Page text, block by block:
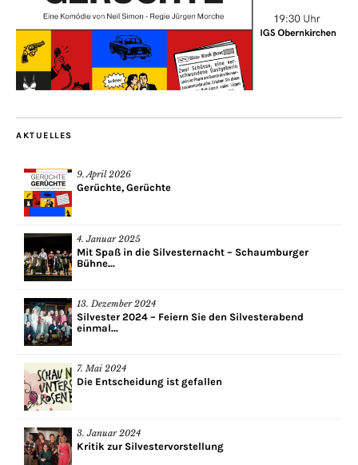
AKTUELLES
9. April 2026
Gerüchte, Gerüchte
4. Januar 2025
Mit Spaß in die Silvesternacht – Schaumburger
Bühne...
13. Dezember 2024
Silvester 2024 – Feiern Sie den Silvesterabend
einmal...
7. Mai 2024
Die Entscheidung ist gefallen
3. Januar 2024
Kritik zur Silvestervorstellung